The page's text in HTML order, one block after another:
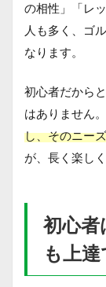
の相性」「レ
人も多く、ゴ
なります。
初心者だから
はありません
し、そのニー
が、長く楽し
初心
も上